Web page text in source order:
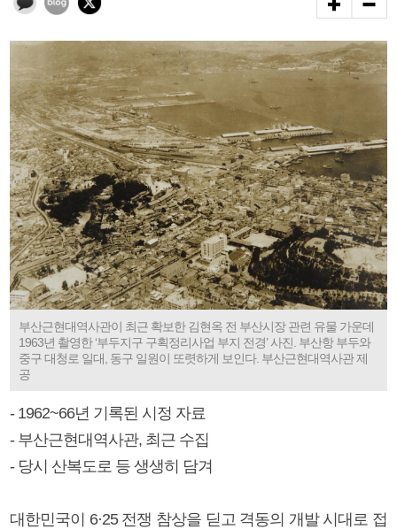
부산근현대역사관이 최근 확보한 김현옥 전 부산시장 관련 유물 가운데
1963년 촬영한 ‘부두지구 구획정리사업 부지 전경’ 사진. 부산항 부두와
중구 대청로 일대, 동구 일원이 또렷하게 보인다. 부산근현대역사관 제
공
- 1962~66년 기록된 시정 자료
- 부산근현대역사관, 최근 수집
- 당시 산복도로 등 생생히 담겨
대한민국이 6·25 전쟁 참상을 딛고 격동의 개발 시대로 접